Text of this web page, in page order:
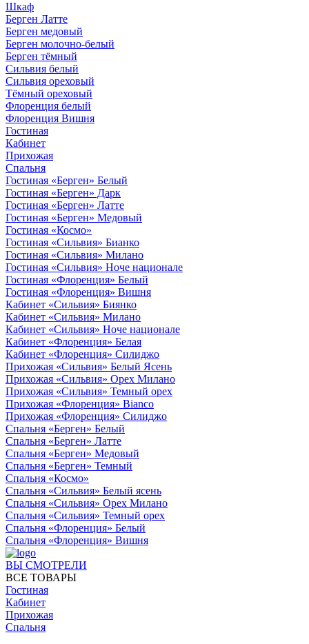
Шкаф
Берген Латте
Берген медовый
Берген молочно-белый
Берген тёмный
Сильвия белый
Сильвия ореховый
Тёмный ореховый
Флоренция белый
Флоренция Вишня
Гостиная
Кабинет
Прихожая
Спальня
Гостиная «Берген» Белый
Гостиная «Берген» Дарк
Гостиная «Берген» Латте
Гостиная «Берген» Медовый
Гостиная «Космо»
Гостиная «Сильвия» Бианко
Гостиная «Сильвия» Милано
Гостиная «Сильвия» Ноче национале
Гостиная «Флоренция» Белый
Гостиная «Флоренция» Вишня
Кабинет «Сильвия» Биянко
Кабинет «Сильвия» Милано
Кабинет «Сильвия» Ноче национале
Кабинет «Флоренция» Белая
Кабинет «Флоренция» Силиджо
Прихожая «Сильвия» Белый Ясень
Прихожая «Сильвия» Орех Милано
Прихожая «Сильвия» Темный орех
Прихожая «Флоренция» Bianco
Прихожая «Флоренция» Силиджо
Спальня «Берген» Белый
Спальня «Берген» Латте
Спальня «Берген» Медовый
Спальня «Берген» Темный
Спальня «Космо»
Спальня «Сильвия» Белый ясень
Спальня «Сильвия» Орех Милано
Спальня «Сильвия» Темный орех
Спальня «Флоренция» Белый
Спальня «Флоренция» Вишня
ВЫ СМОТРЕЛИ
ВСЕ ТОВАРЫ
Гостиная
Кабинет
Прихожая
Спальня